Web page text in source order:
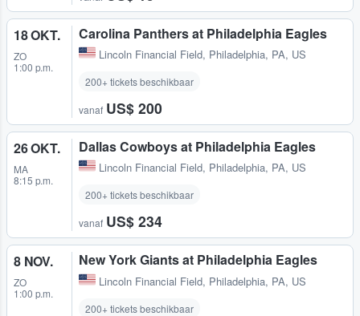
18 OKT.
ZO
1:00 p.m.
Carolina Panthers at Philadelphia Eagles
Lincoln Financial Field, Philadelphia, PA, US
200+ tickets beschikbaar
vanaf US$ 200
26 OKT.
MA
8:15 p.m.
Dallas Cowboys at Philadelphia Eagles
Lincoln Financial Field, Philadelphia, PA, US
200+ tickets beschikbaar
vanaf US$ 234
8 NOV.
ZO
1:00 p.m.
New York Giants at Philadelphia Eagles
Lincoln Financial Field, Philadelphia, PA, US
200+ tickets beschikbaar